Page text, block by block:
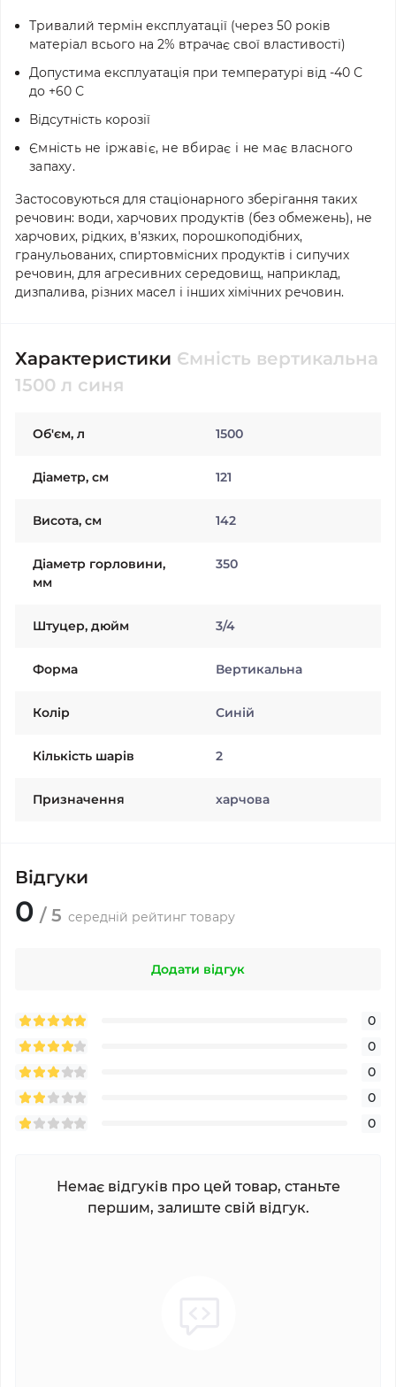
Тривалий термін експлуатації (через 50 років
матеріал всього на 2% втрачає свої властивості)
Допустима експлуатація при температурі від -40 С
до +60 С
Відсутність корозії
Ємність не іржавіє, не вбирає і не має власного
запаху.
Застосовуються для стаціонарного зберігання таких
речовин: води, харчових продуктів (без обмежень), не
харчових, рідких, в'язких, порошкоподібних,
гранульованих, спиртовмісних продуктів і сипучих
речовин, для агресивних середовищ, наприклад,
дизпалива, різних масел і інших хімічних речовин.
Характеристики Ємність вертикальна
1500 л синя
Об'єм, л 1500
Діаметр, см 121
Висота, см 142
Діаметр горловини,
мм
350
Штуцер, дюйм 3/4
Форма Вертикальна
Колiр Синій
Кількість шарів 2
Призначення харчова
Відгуки
0 / 5 середній рейтинг товару
Додати відгук
0
0
0
0
0
Немає відгуків про цей товар, станьте
першим, залиште свій відгук.